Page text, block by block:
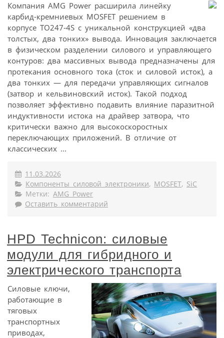
Компания AMG Power расширила линейку
карбид-кремниевых MOSFET решением в
корпусе TO247-4S с уникальной конструкцией «два
толстых, два тонких» вывода. Инновация заключается
в физическом разделении силового и управляющего
контуров: два массивных вывода предназначены для
протекания основного тока (сток и силовой исток), а
два тонких — для передачи управляющих сигналов
(затвор и кельвиновский исток). Такой подход
позволяет эффективно подавить влияние паразитной
индуктивности истока на драйвер затвора, что
критически важно для высокоскоростных
переключающих приложений. В отличие от
классических ...
11.03.2026
Компоненты силовой электроники, MOSFET, SiC
Метки: AMG Power
Оставить комментарий
HPD Technicon: силовые
модули для гибридного и
электрического транспорта
Силовые ключи,
работающие в
тяговых
транспортных
приводах,